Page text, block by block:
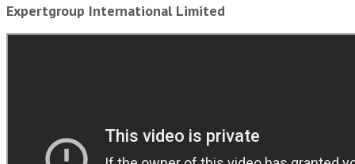
Expertgroup International Limited